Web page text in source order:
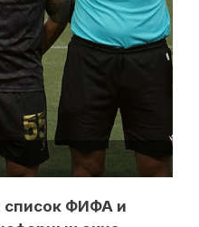
список ФИФА и